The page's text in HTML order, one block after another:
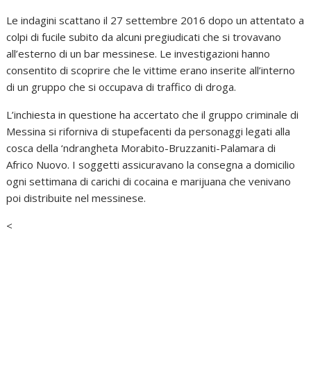
Le indagini scattano il 27 settembre 2016 dopo un attentato a
colpi di fucile subito da alcuni pregiudicati che si trovavano
all’esterno di un bar messinese. Le investigazioni hanno
consentito di scoprire che le vittime erano inserite all’interno
di un gruppo che si occupava di traffico di droga.
L’inchiesta in questione ha accertato che il gruppo criminale di
Messina si riforniva di stupefacenti da personaggi legati alla
cosca della ‘ndrangheta Morabito-Bruzzaniti-Palamara di
Africo Nuovo. I soggetti assicuravano la consegna a domicilio
ogni settimana di carichi di cocaina e marijuana che venivano
poi distribuite nel messinese.
<